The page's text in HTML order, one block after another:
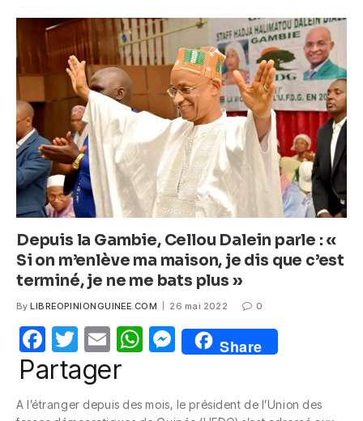
b
o
k
A
p
p
n
g
er
Depuis la Gambie, Cellou Dalein parle : «
Si on m’enlève ma maison, je dis que c’est
terminé, je ne me bats plus »
By LIBREOPINIONGUINEE.COM 26 mai 2022 0
F
a
T
w
itt
E
m
W M
e
Share
Partager
A l’étranger depuis des mois, le président de l’Union des